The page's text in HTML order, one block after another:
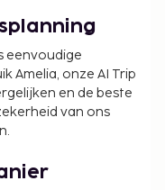
eenvoudige
Amelia, onze AI Trip
en de beste
van ons